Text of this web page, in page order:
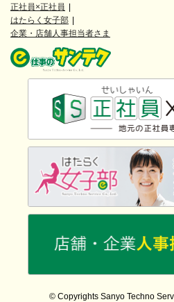
正社員×正社員
はたらく女子部
企業・店舗人事担当者さま
© Copyrights Sanyo Techno